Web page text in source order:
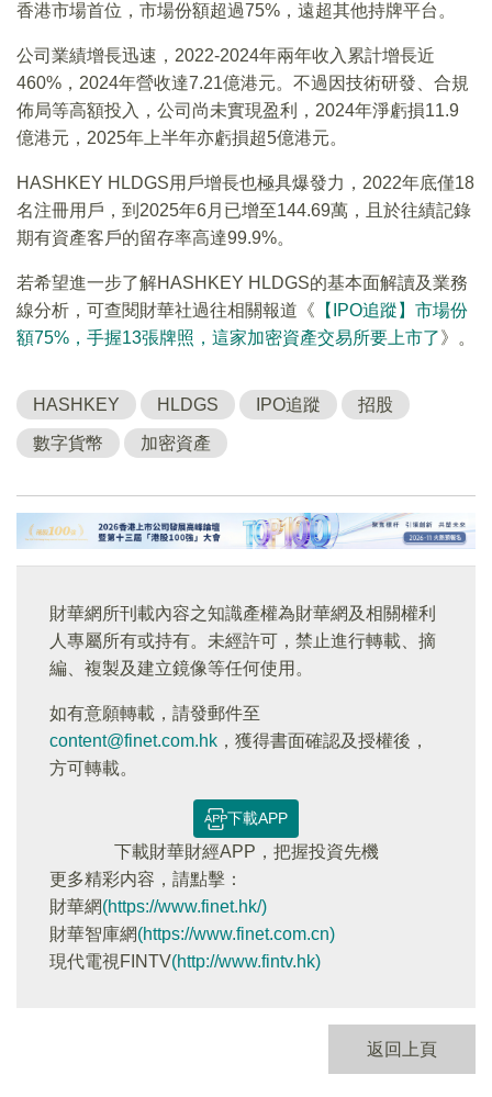
香港市場首位，市場份額超過75%，遠超其他持牌平台。
公司業績增長迅速，2022-2024年兩年收入累計增長近
460%，2024年營收達7.21億港元。不過因技術研發、合規
佈局等高額投入，公司尚未實現盈利，2024年淨虧損11.9
億港元，2025年上半年亦虧損超5億港元。
HASHKEY HLDGS用戶增長也極具爆發力，2022年底僅18
名注冊用戶，到2025年6月已增至144.69萬，且於往績記錄
期有資產客戶的留存率高達99.9%。
若希望進一步了解HASHKEY HLDGS的基本面解讀及業務
線分析，可查閱財華社過往相關報道《 【IPO追蹤】市場份
額75%，手握13張牌照，這家加密資產交易所要上市了》。
HASHKEY HLDGS IPO追蹤 招股
數字貨幣 加密資產
財華網所刊載內容之知識產權為財華網及相關權利
人專屬所有或持有。未經許可，禁止進行轉載、摘
編、複製及建立鏡像等任何使用。
如有意願轉載，請發郵件至
content@finet.com.hk ，獲得書面確認及授權後，
方可轉載。
下載APP
下載財華財經APP，把握投資先機
更多精彩内容，請點擊：
財華網(https://www.finet.hk/)
財華智庫網(https://www.finet.com.cn)
現代電視FINTV(http://www.fintv.hk)
返回上頁